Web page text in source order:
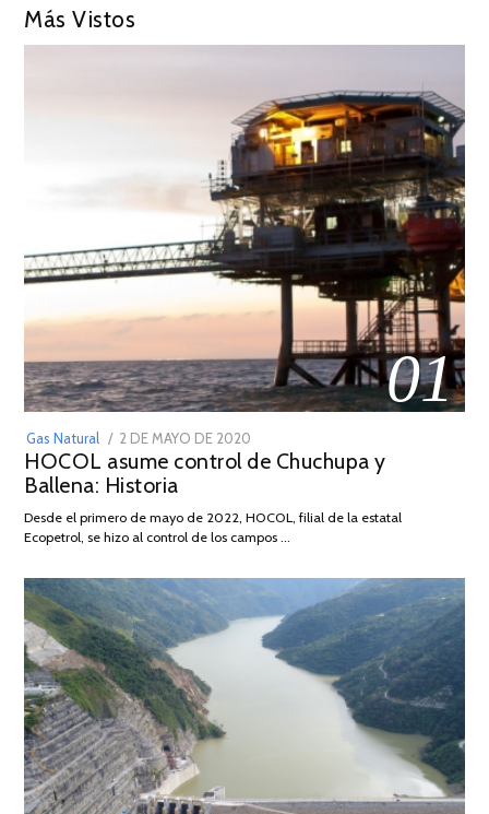
Más Vistos
01
Gas Natural
POSTED
ON
2 DE MAYO DE 2020
DE
2026
HOCOL asume control de Chuchupa y
Ballena: Historia
Desde el primero de mayo de 2022, HOCOL, filial de la estatal
Ecopetrol, se hizo al control de los campos …